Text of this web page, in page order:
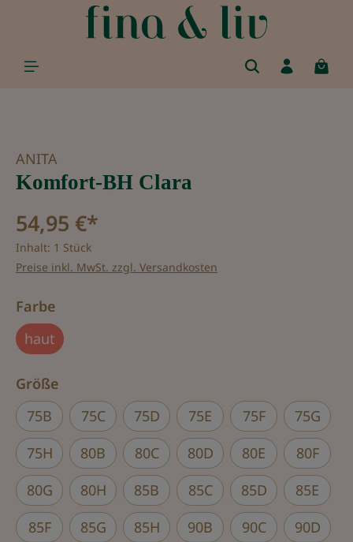
springen
ANITA
Komfort-BH Clara
54,95 €*
Inhalt: 1 Stück
Preise inkl. MwSt. zzgl. Versandkosten
Farbe
haut
Größe
75B
75C 75D 75E 75F
75G
75H
80B 80C 80D 80E
80F
80G
80H 85B 85C 85D
85E
85F
85G 85H 90B 90C
90D